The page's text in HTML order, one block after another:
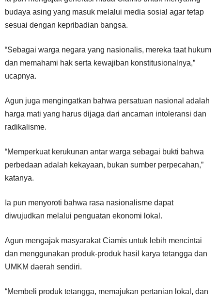
budaya asing yang masuk melalui media sosial agar tetap
sesuai dengan kepribadian bangsa.
“Sebagai warga negara yang nasionalis, mereka taat hukum
dan memahami hak serta kewajiban konstitusionalnya,”
ucapnya.
Agun juga mengingatkan bahwa persatuan nasional adalah
harga mati yang harus dijaga dari ancaman intoleransi dan
radikalisme.
“Memperkuat kerukunan antar warga sebagai bukti bahwa
perbedaan adalah kekayaan, bukan sumber perpecahan,”
katanya.
Ia pun menyoroti bahwa rasa nasionalisme dapat
diwujudkan melalui penguatan ekonomi lokal.
Agun mengajak masyarakat Ciamis untuk lebih mencintai
dan menggunakan produk-produk hasil karya tetangga dan
UMKM daerah sendiri.
“Membeli produk tetangga, memajukan pertanian lokal, dan